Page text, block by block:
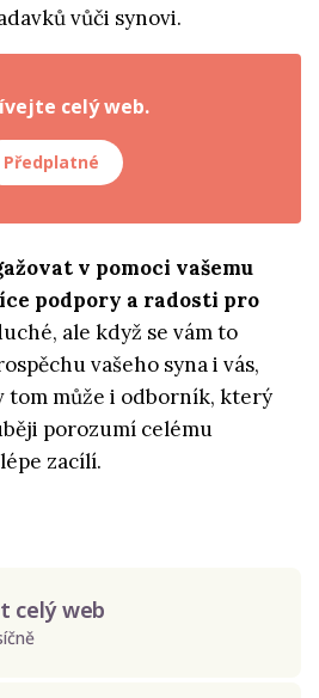
vůči synovi.
celý web.
Předplatné
v pomoci vašemu
podpory a radosti pro
ale když se vám to
vašeho syna i vás,
tom může i odborník, který
porozumí celému
zacílí.
celý web